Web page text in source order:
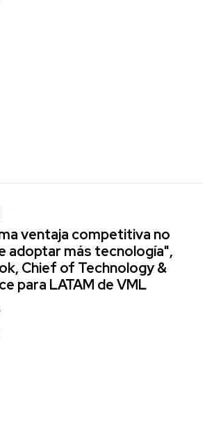
ventaja competitiva no
adoptar más tecnología",
Chief of Technology &
para LATAM de VML